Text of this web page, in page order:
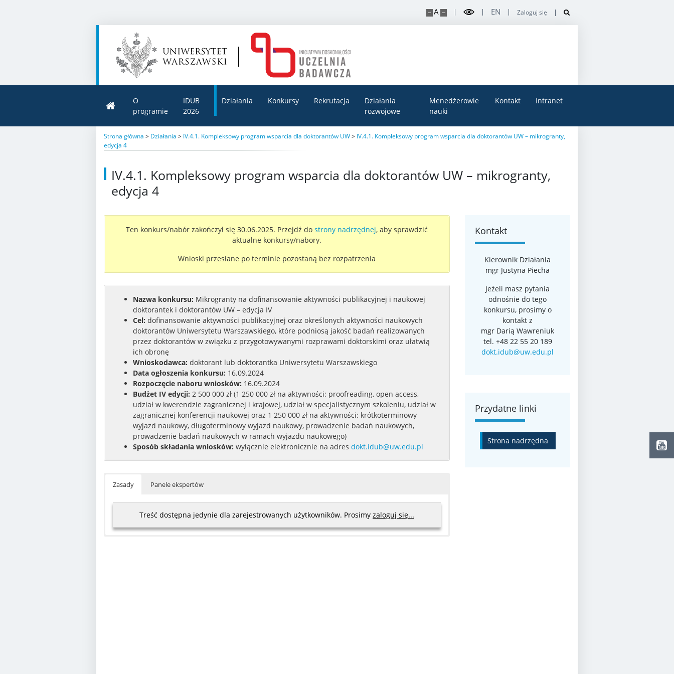
A EN Zaloguj się
O
programie
IDUB
2026
Działania Konkursy Rekrutacja
Działania
rozwojowe
Menedżerowie
nauki
Kontakt Intranet
Strona główna > Działania > IV.4.1. Kompleksowy program wsparcia dla doktorantów UW> IV.4.1. Kompleksowy program wsparcia dla doktorantów UW – mikrogranty,
edycja 4
IV.4.1. Kompleksowy program wsparcia dla doktorantów UW – mikrogranty,
edycja 4
Ten konkurs/nabór zakończył się 30.06.2025. Przejdź do strony nadrzędnej, aby sprawdzić
aktualne konkursy/nabory.
Wnioski przesłane po terminie pozostaną bez rozpatrzenia
Nazwa konkursu: Mikrogranty na dofinansowanie aktywności publikacyjnej i naukowej
doktorantek i doktorantów UW – edycja IV
Cel: dofinansowanie aktywności publikacyjnej oraz określonych aktywności naukowych
doktorantów Uniwersytetu Warszawskiego, które podniosą jakość badań realizowanych
przez doktorantów w związku z przygotowywanymi rozprawami doktorskimi oraz ułatwią
ich obronę
Wnioskodawca: doktorant lub doktorantka Uniwersytetu Warszawskiego
Data ogłoszenia konkursu: 16.09.2024
Rozpoczęcie naboru wniosków: 16.09.2024
Budżet IV edycji: 2 500 000 zł (1 250 000 zł na aktywności: proofreading, open access,
udział w kwerendzie zagranicznej i krajowej, udział w specjalistycznym szkoleniu, udział w
zagranicznej konferencji naukowej oraz 1 250 000 zł na aktywności: krótkoterminowy
wyjazd naukowy, długoterminowy wyjazd naukowy, prowadzenie badań naukowych,
prowadzenie badań naukowych w ramach wyjazdu naukowego)
Sposób składania wniosków: wyłącznie elektronicznie na adres dokt.idub@uw.edu.pl
Zasady Panele ekspertów
Treść dostępna jedynie dla zarejestrowanych użytkowników. Prosimy zaloguj się...
Kontakt
Kierownik Działania
mgr Justyna Piecha
Jeżeli masz pytania
odnośnie do tego
konkursu, prosimy o
kontakt z
mgr Darią Wawreniuk
tel. +48 22 55 20 189
dokt.idub@uw.edu.pl
Przydatne linki
Strona nadrzędna